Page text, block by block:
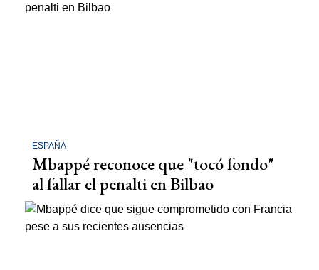
ESPAÑA
Mbappé reconoce que "tocó fondo"
al fallar el penalti en Bilbao